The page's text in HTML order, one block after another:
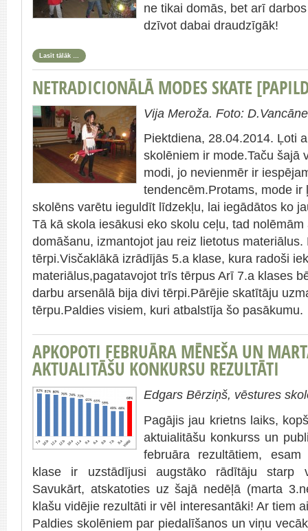
ne tikai domās, bet arī
dzīvot dabai draudzīgāk!
Lasīt tālāk …
NETRADICIONĀLĀ MODES SKATE
Vija Meroža. Foto:
Piektdiena, 28.04.2014. Ļoti
skolēniem ir mode.Taču šajā
modi, jo nevienmēr ir
tendencēm.Protams, mode ir
skolēns varētu ieguldīt līdzekļu, lai iegādātos ko
Tā kā skola iesākusi eko skolu ceļu, tad
domāšanu, izmantojot jau reiz lietotus
tērpi.Visčaklākā izrādījās 5.a klase, kura radoši
materiālus,pagatavojot trīs tērpus Arī 7.a klases
darbu arsenālā bija divi tērpi.Pārējie skatītāju
tērpu.Paldies visiem, kuri atbalstīja šo pasākumu.
APKOPOTI FEBRUĀRA MĒNEŠA UN
AKTUALITĀŠU KONKURSU REZULTĀTI
Edgars Bērziņš, vēstures
Pagājis jau krietns laiks,
aktuialitāšu konkurss un
februāra rezultātiem,
klase ir uzstādījusi augstāko rādītāju starp
Savukārt, atskatoties uz šajā nedēļā (marta
klašu vidējie rezultāti ir vēl interesantāki! Ar tiem
Paldies skolēniem par piedalīšanos un viņu